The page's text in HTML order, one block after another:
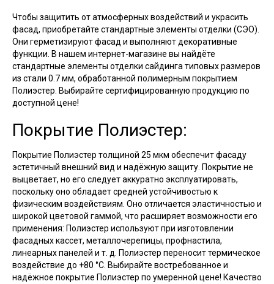
Чтобы защитить от атмосферных воздействий и украсить
фасад, приобретайте стандартные элементы отделки (СЭО).
Они герметизируют фасад и выполняют декоративные
функции. В нашем интернет-магазине вы найдёте
стандартные элементы отделки сайдинга типовых размеров
из стали 0.7 мм, обработанной полимерным покрытием
Полиэстер. Выбирайте сертифицированную продукцию по
доступной цене!
Покрытие Полиэстер:
Покрытие Полиэстер толщиной 25 мкм обеспечит фасаду
эстетичный внешний вид и надёжную защиту. Покрытие не
выцветает, но его следует аккуратно эксплуатировать,
поскольку оно обладает средней устойчивостью к
физическим воздействиям. Оно отличается эластичностью и
широкой цветовой гаммой, что расширяет возможности его
применения: Полиэстер используют при изготовлении
фасадных кассет, металлочерепицы, профнастила,
линеарных панелей и т. д. Полиэстер переносит термическое
воздействие до +80 °С. Выбирайте востребованное и
надёжное покрытие Полиэстер по умеренной цене! Качество